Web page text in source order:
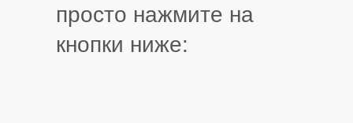
просто нажмите на
кнопки ниже: